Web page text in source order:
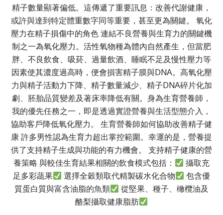
精子數量顯著偏低。這傳遞了重要訊息：改善代謝健康，
或許與達到特定體重數字同等重要，甚至更為關鍵。 氧化
壓力在精子損傷中的角色 連結不良營養與生育力的關鍵機
制之一為氧化壓力。活性氧物種為體內自然產生，但當肥
胖、不良飲食、吸菸、過量飲酒、睡眠不足及慢性壓力等
因素使其濃度過高時，便會損害精子膜與DNA。高氧化壓
力與精子活動力下降、精子數量減少、精子DNA碎片化加
劇、胚胎品質變差及著床率降低有關。身為生育營養師，
我的優先任務之一，即是透過實證營養與生活型態介入，
協助客戶降低氧化壓力。 生育營養師如何協助改善精子健
康 許多男性認為生育力超出掌控範圍。幸運的是，營養提
供了支持精子生成與功能的有力機會。 支持精子健康的營
養策略 與較佳生育結果相關的飲食模式包括：
攝取充
足多彩蔬果
選擇全穀類取代精製碳水化合物
包含優
質蛋白質與富含油脂的魚類
從堅果、種子、橄欖油及
酪梨攝取健康脂肪